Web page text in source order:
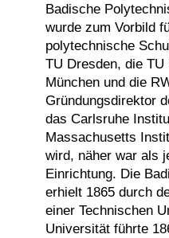
Badische
wurde zum Vorbild
polytechnische
TU Dresden, die
München und die
Gründungsdirektor
das Carlsruhe
Massachusetts
wird, näher war als
Einrichtung. Die
erhielt 1865 durch
einer Technischen
Universität führte